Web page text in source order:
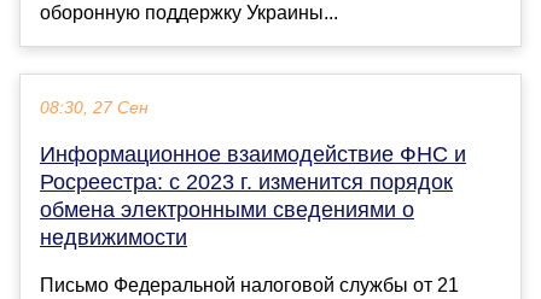
оборонную поддержку Украины...
08:30, 27 Сен
Информационное взаимодействие ФНС и
Росреестра: с 2023 г. изменится порядок
обмена электронными сведениями о
недвижимости
Письмо Федеральной налоговой службы от 21